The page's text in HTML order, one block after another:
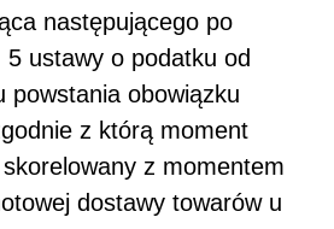
następującego po
ustawy o podatku od
powstania obowiązku
z którą moment
z momentem
dostawy towarów u